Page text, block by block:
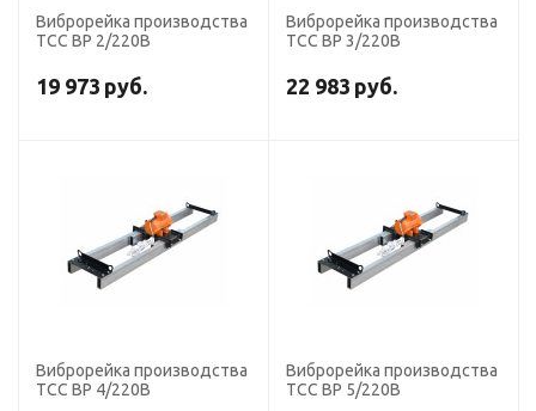
Виброрейка производства
ТСС ВР 2/220В
19 973 руб.
Виброрейка производства
ТСС ВР 3/220В
22 983 руб.
Виброрейка производства
ТСС ВР 4/220В
Виброрейка производства
ТСС ВР 5/220В